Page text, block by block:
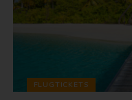
FLUGTICKETS